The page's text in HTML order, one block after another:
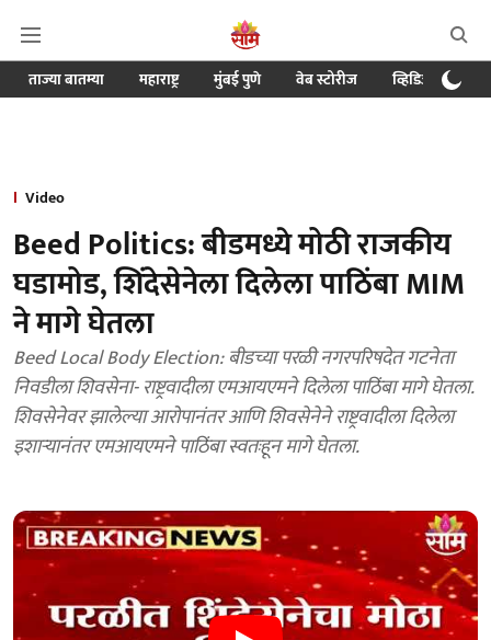
ताज्या बातम्या महाराष्ट्र मुंबई पुणे वेब स्टोरीज व्हिडिओ
Video
Beed Politics: बीडमध्ये मोठी राजकीय
घडामोड, शिंदेसेनेला दिलेला पाठिंबा MIM
ने मागे घेतला
Beed Local Body Election: बीडच्या परळी नगरपरिषदेत गटनेता
निवडीला शिवसेना- राष्ट्रवादीला एमआयएमने दिलेला पाठिंबा मागे घेतला.
शिवसेनेवर झालेल्या आरोपानंतर आणि शिवसेनेने राष्ट्रवादीला दिलेला
इशाऱ्यानंतर एमआयएमने पाठिंबा स्वतःहून मागे घेतला.